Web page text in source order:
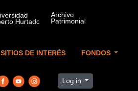
SITIOS DE INTERÉS FONDOS
Log in